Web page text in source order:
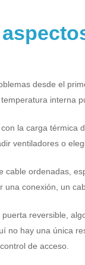
desde el
interna
la carga térmica
ventiladores o
ordenadas,
conexión, un
reversible,
hay una única
de acceso.